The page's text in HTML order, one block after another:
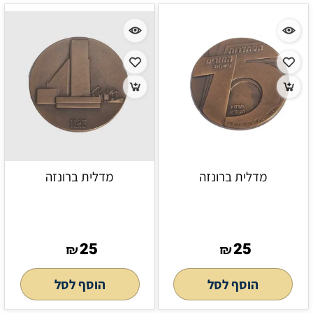
מדלית ברונזה
₪25
הוסף לסל
מדלית ברונזה
₪25
הוסף לסל